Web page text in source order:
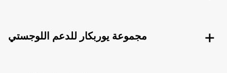
مجموعة يوربكار للدعم اللوجستي